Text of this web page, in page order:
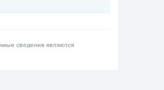
сведения являются